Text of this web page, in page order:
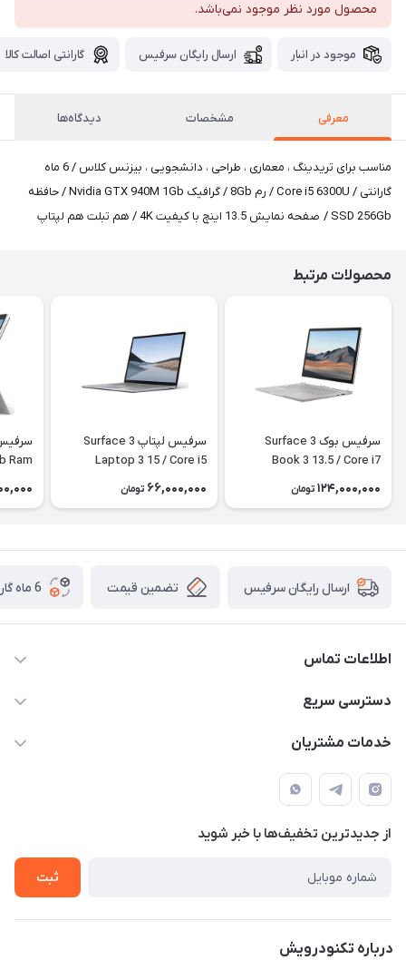
محصول مورد نظر موجود نمی‌باشد.
موجود در انبار ارسال رایگان سرفیس گارانتی اصالت کالا
معرفی مشخصات دیدگاه‌ها
مناسب برای تریدینگ ، معماری ، طراحی ، دانشجویی ، بیزنس کلاس / 6 ماه
گارانتی / Core i5 6300U / رم 8Gb / گرافیک Nvidia GTX 940M 1Gb / حافظه
SSD 256Gb / صفحه نمایش 13.5 اینچ با کیفیت 4K / هم تبلت هم لپتاپ
محصولات مرتبط
سرفیس بوک 3 Surface
Book 3 13.5 / Core i7
1065G7 / 32Gb / 1tb / 4Gb
124,000,000 تومان
سرفیس لپتاپ 3 Surface
Laptop 3 15 / Core i5
1035G7 / 8Gb / 256Gb
66,000,000 تومان
Ram
ارسال رایگان سرفیس تضمین قیمت 6 ماه گارانتی تعویض
اطلاعات تماس
021-91301521
info@technodarvish.com
خیابان فاطمی ، بعد از کاج ، پلاک 103
دسترسی سریع
حساب کاربری
لیست محصولات
درباره ما
خدمات مشتریان
شرایط گارانتی
حریم خصوصی
از جدید‌ترین تخفیف‌ها با‌ خبر شوید
ثبت
درباره تکنودرویش